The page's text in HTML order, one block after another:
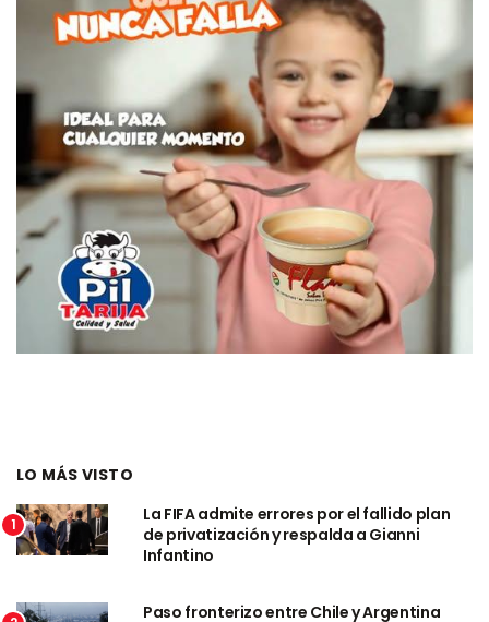
LO MÁS VISTO
1
La FIFA admite errores por el fallido plan
de privatización y respalda a Gianni
Infantino
Paso fronterizo entre Chile y Argentina